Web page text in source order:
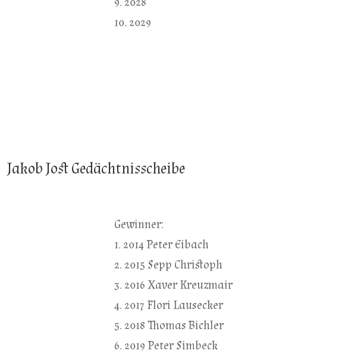
10. 2029
Jakob Jost Gedächtnisscheibe
Gewinner:
1. 2014 Peter Eibach
2. 2015 Sepp Christoph
3. 2016 Xaver Kreuzmair
4. 2017 Flori Lausecker
5. 2018 Thomas Bichler
6. 2019 Peter Simbeck